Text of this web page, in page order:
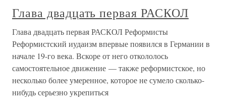
Глава двадцать первая РАСКОЛ
Глава двадцать первая РАСКОЛ Реформисты
Реформистский иудаизм впервые появился в Германии в
начале 19-го века. Вскоре от него откололось
самостоятельное движение — также реформистское, но
несколько более умеренное, которое не сумело сколько-
нибудь серьезно укрепиться